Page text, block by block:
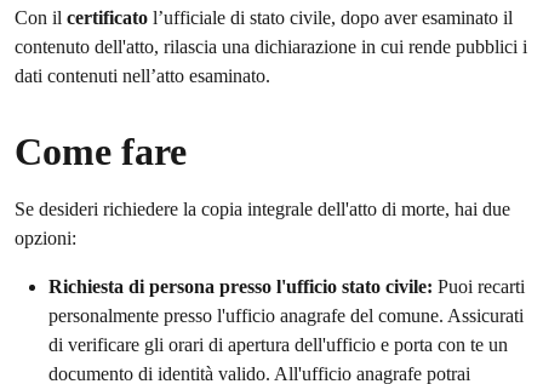
Con il certificato l’ufficiale di stato civile, dopo aver esaminato il
contenuto dell'atto, rilascia una dichiarazione in cui rende pubblici i
dati contenuti nell’atto esaminato.
Come fare
Se desideri richiedere la copia integrale dell'atto di morte, hai due
opzioni:
Richiesta di persona presso l'ufficio stato civile: Puoi recarti
personalmente presso l'ufficio anagrafe del comune. Assicurati
di verificare gli orari di apertura dell'ufficio e porta con te un
documento di identità valido. All'ufficio anagrafe potrai